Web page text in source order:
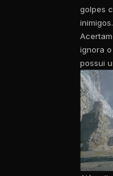
golpes
inimigos.
ignora
possui